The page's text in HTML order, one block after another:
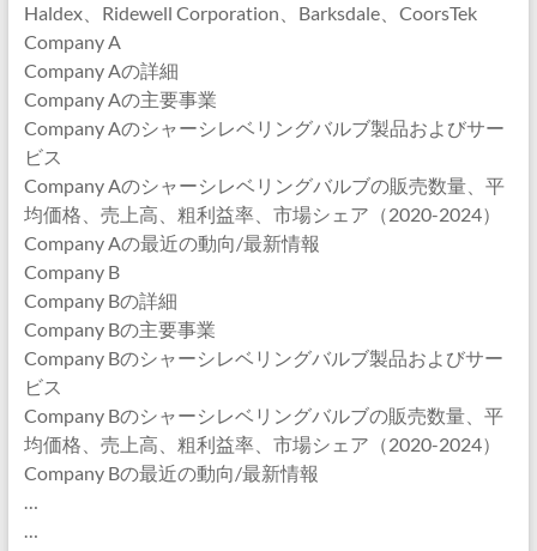
Haldex、Ridewell Corporation、Barksdale、CoorsTek
Company A
Company Aの詳細
Company Aの主要事業
Company Aのシャーシレベリングバルブ製品およびサー
ビス
Company Aのシャーシレベリングバルブの販売数量、平
均価格、売上高、粗利益率、市場シェア（2020-2024）
Company Aの最近の動向/最新情報
Company B
Company Bの詳細
Company Bの主要事業
Company Bのシャーシレベリングバルブ製品およびサー
ビス
Company Bのシャーシレベリングバルブの販売数量、平
均価格、売上高、粗利益率、市場シェア（2020-2024）
Company Bの最近の動向/最新情報
…
…